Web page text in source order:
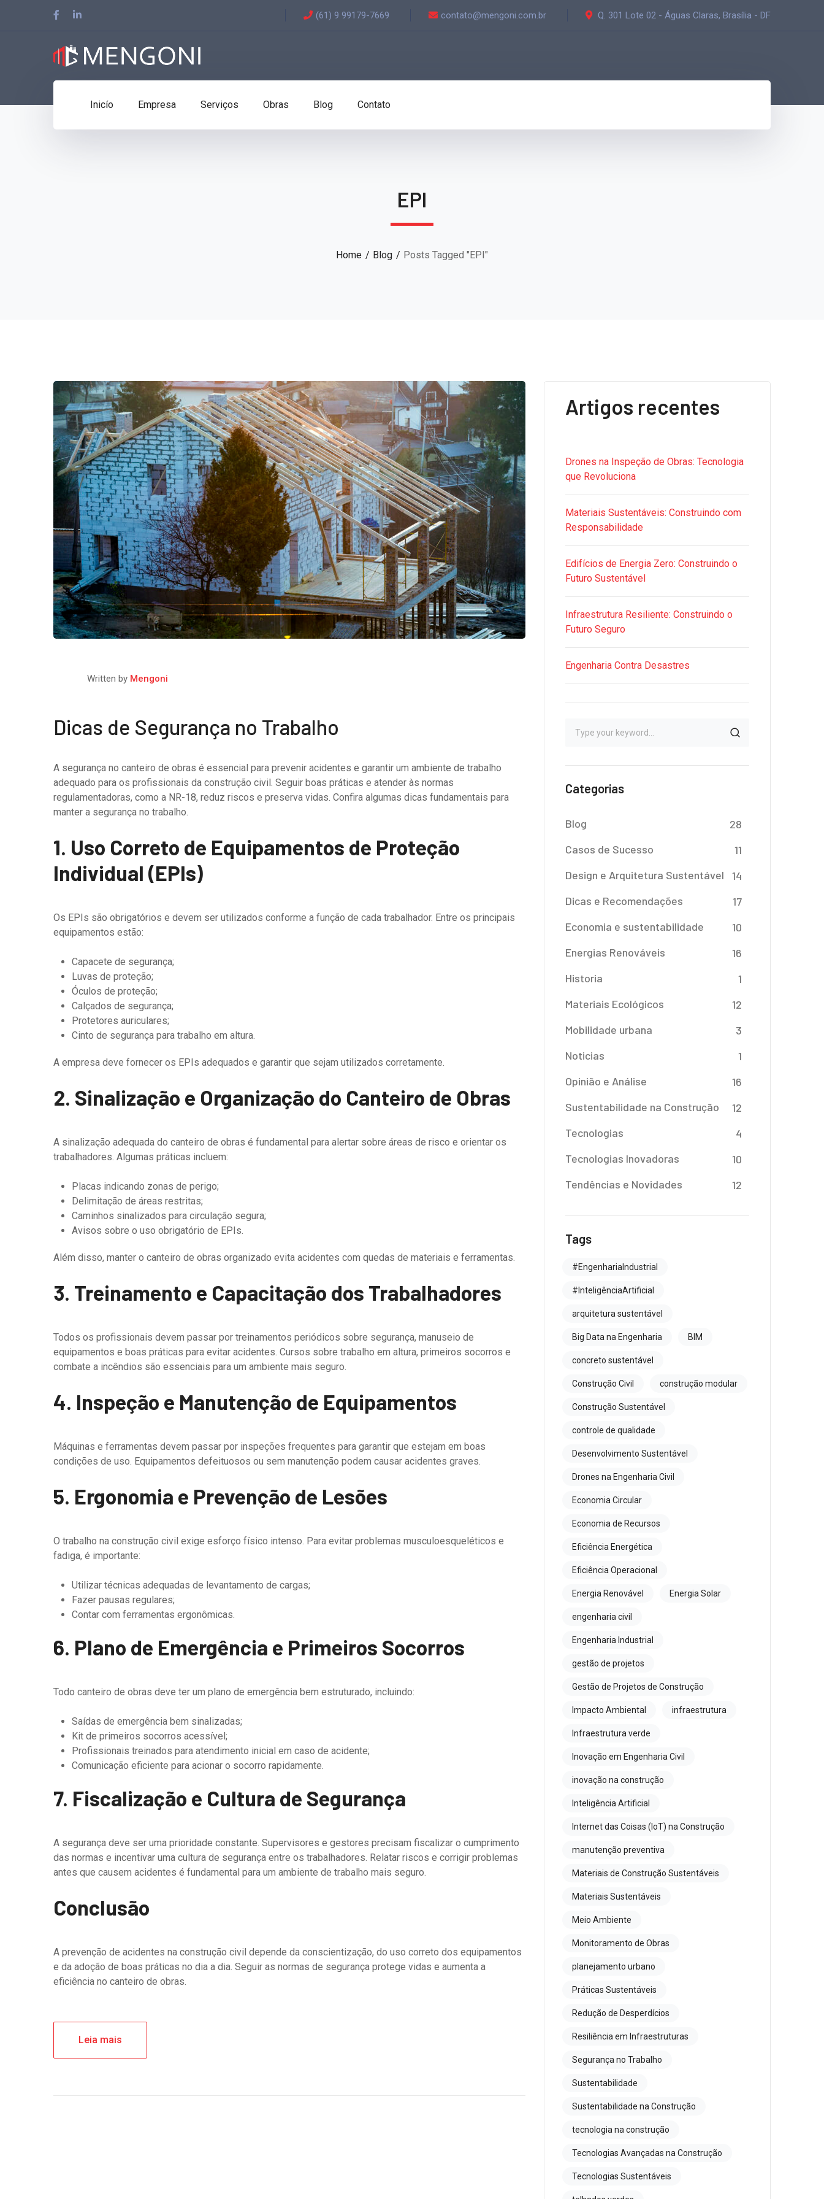
Facebook
Profile
LinkedIn
Profile
(61) 9 99179-7669 contato@mengoni.com.br Q. 301 Lote 02 - Águas Claras, Brasília - DF
Inicío Empresa Serviços Obras Blog Contato
EPI
Home Blog Posts Tagged "EPI"
Written by Mengoni
Dicas de Segurança no Trabalho
A segurança no canteiro de obras é essencial para prevenir acidentes e garantir um ambiente de trabalho
adequado para os profissionais da construção civil. Seguir boas práticas e atender às normas
regulamentadoras, como a NR-18, reduz riscos e preserva vidas. Confira algumas dicas fundamentais para
manter a segurança no trabalho.
1. Uso Correto de Equipamentos de Proteção
Individual (EPIs)
Os EPIs são obrigatórios e devem ser utilizados conforme a função de cada trabalhador. Entre os principais
equipamentos estão:
Capacete de segurança;
Luvas de proteção;
Óculos de proteção;
Calçados de segurança;
Protetores auriculares;
Cinto de segurança para trabalho em altura.
A empresa deve fornecer os EPIs adequados e garantir que sejam utilizados corretamente.
2. Sinalização e Organização do Canteiro de Obras
A sinalização adequada do canteiro de obras é fundamental para alertar sobre áreas de risco e orientar os
trabalhadores. Algumas práticas incluem:
Placas indicando zonas de perigo;
Delimitação de áreas restritas;
Caminhos sinalizados para circulação segura;
Avisos sobre o uso obrigatório de EPIs.
Além disso, manter o canteiro de obras organizado evita acidentes com quedas de materiais e ferramentas.
3. Treinamento e Capacitação dos Trabalhadores
Todos os profissionais devem passar por treinamentos periódicos sobre segurança, manuseio de
equipamentos e boas práticas para evitar acidentes. Cursos sobre trabalho em altura, primeiros socorros e
combate a incêndios são essenciais para um ambiente mais seguro.
4. Inspeção e Manutenção de Equipamentos
Máquinas e ferramentas devem passar por inspeções frequentes para garantir que estejam em boas
condições de uso. Equipamentos defeituosos ou sem manutenção podem causar acidentes graves.
5. Ergonomia e Prevenção de Lesões
O trabalho na construção civil exige esforço físico intenso. Para evitar problemas musculoesqueléticos e
fadiga, é importante:
Utilizar técnicas adequadas de levantamento de cargas;
Fazer pausas regulares;
Contar com ferramentas ergonômicas.
6. Plano de Emergência e Primeiros Socorros
Todo canteiro de obras deve ter um plano de emergência bem estruturado, incluindo:
Saídas de emergência bem sinalizadas;
Kit de primeiros socorros acessível;
Profissionais treinados para atendimento inicial em caso de acidente;
Comunicação eficiente para acionar o socorro rapidamente.
7. Fiscalização e Cultura de Segurança
A segurança deve ser uma prioridade constante. Supervisores e gestores precisam fiscalizar o cumprimento
das normas e incentivar uma cultura de segurança entre os trabalhadores. Relatar riscos e corrigir problemas
antes que causem acidentes é fundamental para um ambiente de trabalho mais seguro.
Conclusão
A prevenção de acidentes na construção civil depende da conscientização, do uso correto dos equipamentos
e da adoção de boas práticas no dia a dia. Seguir as normas de segurança protege vidas e aumenta a
eficiência no canteiro de obras.
Leia mais
Artigos recentes
Drones na Inspeção de Obras: Tecnologia
que Revoluciona
Materiais Sustentáveis: Construindo com
Responsabilidade
Edifícios de Energia Zero: Construindo o
Futuro Sustentável
Infraestrutura Resiliente: Construindo o
Futuro Seguro
Engenharia Contra Desastres
Categorias
Blog
28
Casos de Sucesso
11
Design e Arquitetura Sustentável
14
Dicas e Recomendações
17
Economia e sustentabilidade
10
Energias Renováveis
16
Historia
1
Materiais Ecológicos
12
Mobilidade urbana
3
Noticias
1
Opinião e Análise
16
Sustentabilidade na Construção
12
Tecnologias
4
Tecnologias Inovadoras
10
Tendências e Novidades
12
Tags
#EngenhariaIndustrial
#InteligênciaArtificial
arquitetura sustentável
Big Data na Engenharia BIM
concreto sustentável
Construção Civil construção modular
Construção Sustentável
controle de qualidade
Desenvolvimento Sustentável
Drones na Engenharia Civil
Economia Circular
Economia de Recursos
Eficiência Energética
Eficiência Operacional
Energia Renovável Energia Solar
engenharia civil
Engenharia Industrial
gestão de projetos
Gestão de Projetos de Construção
Impacto Ambiental infraestrutura
Infraestrutura verde
Inovação em Engenharia Civil
inovação na construção
Inteligência Artificial
Internet das Coisas (IoT) na Construção
manutenção preventiva
Materiais de Construção Sustentáveis
Materiais Sustentáveis
Meio Ambiente
Monitoramento de Obras
planejamento urbano
Práticas Sustentáveis
Redução de Desperdícios
Resiliência em Infraestruturas
Segurança no Trabalho
Sustentabilidade
Sustentabilidade na Construção
tecnologia na construção
Tecnologias Avançadas na Construção
Tecnologias Sustentáveis